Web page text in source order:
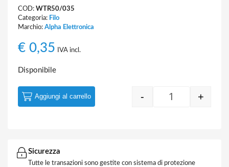
COD: WTR50/035
Categoria: Filo
Marchio: Alpha Elettronica
€ 0,35 IVA incl.
Disponibile
Quantity
- +
Aggiungi al carrello
Sicurezza
Tutte le transazioni sono gestite con sistema di protezione